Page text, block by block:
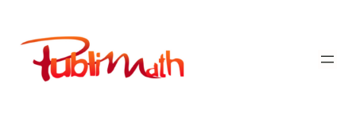
contenu
Publimath